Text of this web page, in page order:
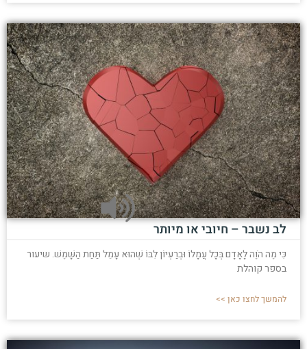
לב נשבר – חיובי או מיותר
כִּי מֶה הֹוֶה לָאָדָם בְּכָל עֲמָלוֹ וּבְרַעְיוֹן לִבּוֹ שְׁהוּא עָמֵל תַּחַת הַשָּׁמֶשׁ. שיעור
בספר קוהלת
להמשך לחצו כאן >>